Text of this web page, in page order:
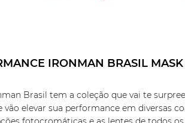
IRONMAN BRASIL MASK
Brasil tem a coleção que vai te
elevar sua performance em diversas